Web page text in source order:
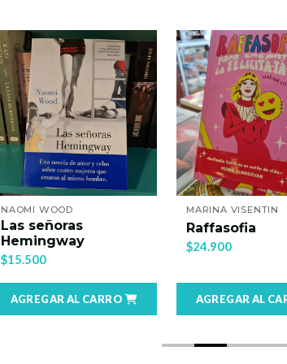
NAOMI WOOD
Las señoras
Hemingway
$15.500
AGREGAR AL CARRO
MARINA VISENTIN
Raffasofia
$24.900
AGREGAR AL